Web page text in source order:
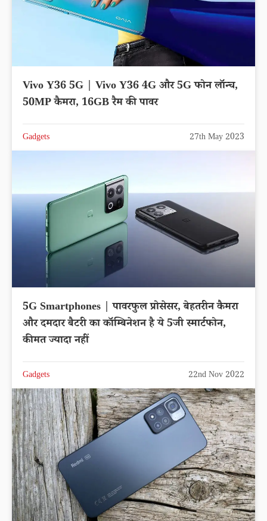
Vivo Y36 5G | Vivo Y36 4G और 5G फोन लॉन्च,
50MP कैमरा, 16GB रैम की पावर
Gadgets 27th May 2023
5G Smartphones | पावरफुल प्रोसेसर, बेहतरीन कैमरा
और दमदार बैटरी का कॉम्बिनेशन है ये 5जी स्मार्टफोन,
कीमत ज्यादा नहीं
Gadgets 22nd Nov 2022